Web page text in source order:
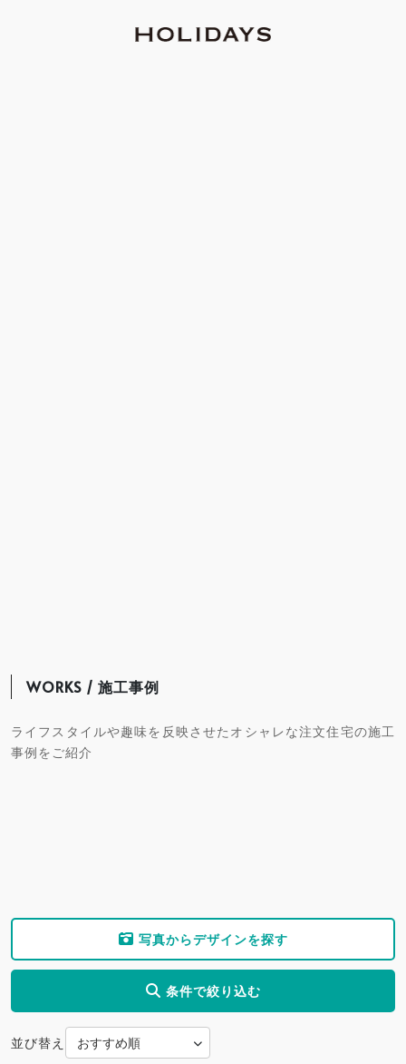
WORKS / 施工事例
ライフスタイルや趣味を反映させたオシャレな注文住宅の施工
事例をご紹介
写真からデザインを探す
条件で絞り込む
並び替え